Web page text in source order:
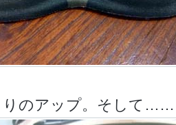
りのアップ。そして……